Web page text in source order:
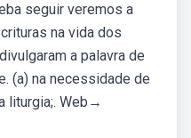
seguir veremos a
na vida dos
a palavra de
(a) na necessidade de
liturgia;. Web→